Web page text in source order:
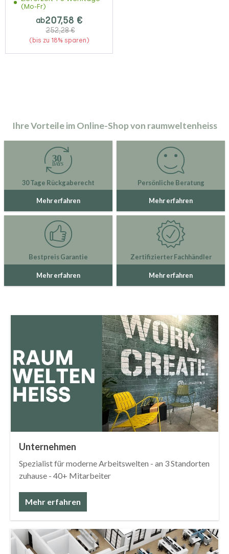
(Mo-Fr)
ab207,58 €
252,28 €
(bis zu 18% sparen)
Ihre Vorteile im Online-Shop von raumweltenheiss
30 Tage Rückgaberecht
Mehr erfahren
Persönliche Beratung
Mehr erfahren
Bestpreis Garantie
Mehr erfahren
Zertifizierter Fachhändler
Mehr erfahren
Unternehmen
Spezialist für moderne Arbeitswelten - an 3 Standorten
zuhause - 40+ Mitarbeiter
Mehr erfahren